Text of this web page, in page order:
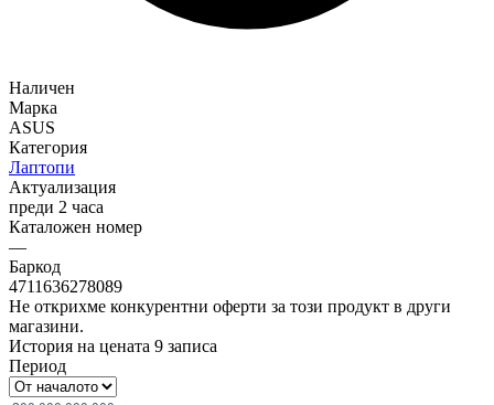
Наличен
Марка
ASUS
Категория
Лаптопи
Актуализация
преди 2 часа
Каталожен номер
—
Баркод
4711636278089
Не открихме конкурентни оферти за този продукт в други
магазини.
История на цената 9 записа
Период